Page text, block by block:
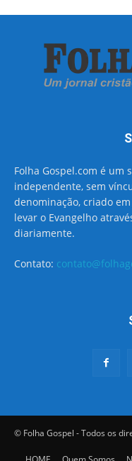
Folha Gospel.com é um
independente, sem
denominação, criado
levar o Evangelho
diariamente.
Contato:
© Folha Gospel - Todos os